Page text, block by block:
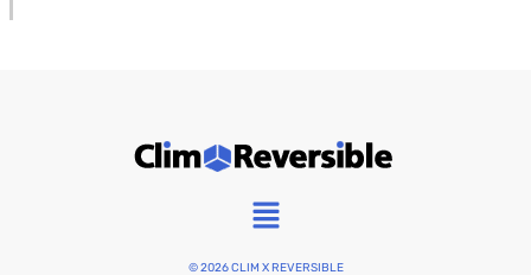
Main
Menu
© 2026 CLIM X REVERSIBLE